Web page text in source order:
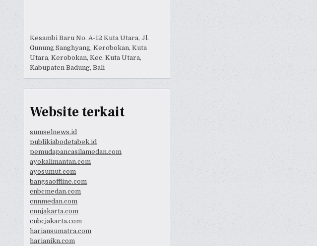
Kesambi Baru No. A-12 Kuta Utara, Jl.
Gunung Sanghyang, Kerobokan, Kuta
Utara, Kerobokan, Kec. Kuta Utara,
Kabupaten Badung, Bali
Website terkait
sumselnews.id
publikjabodetabek.id
pemudapancasilamedan.com
ayokalimantan.com
ayosumut.com
bangsaoffline.com
cnbcmedan.com
cnnmedan.com
cnnjakarta.com
cnbcjakarta.com
hariansumatra.com
harianikn.com